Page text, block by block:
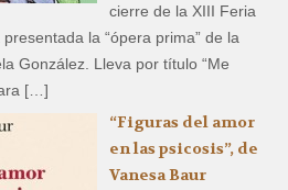
cierre de la XIII Feria
la “ópera prima” de la
González. Lleva por título “Me
[…]
“Figuras del amor
en las psicosis”, de
Vanesa Baur